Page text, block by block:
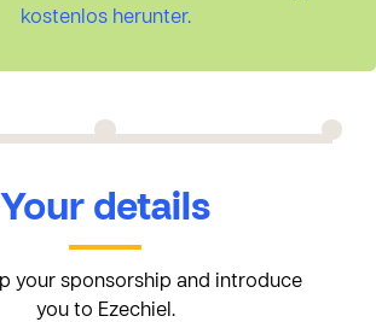
kostenlos herunter.
Your details
your sponsorship and introduce
you to Ezechiel.